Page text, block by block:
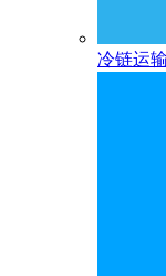
冷链运